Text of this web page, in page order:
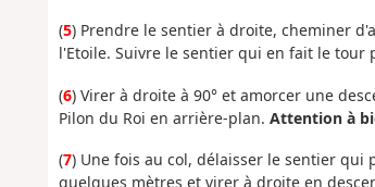
(5) Prendre le sentier à droite, cheminer
l'Etoile. Suivre le sentier qui en fait le tour
(6) Virer à droite à 90° et amorcer une
Pilon du Roi en arrière-plan. Attention à
(7) Une fois au col, délaisser le sentier
quelques mètres et virer à droite en